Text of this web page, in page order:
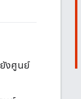
ยังศูนย์